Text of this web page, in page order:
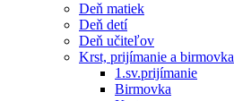
Deň matiek
Deň detí
Deň učiteľov
Krst, prijímanie a birmovka
1.sv.prijímanie
Birmovka